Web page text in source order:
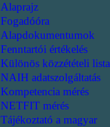
Alaprajz
Fogadóóra
Alapdokumentumok
Fenntartói értékelés
Különös közzétételi lista
NAIH adatszolgáltatás
Kompetencia mérés
NETFIT mérés
Tájékoztató a magyar